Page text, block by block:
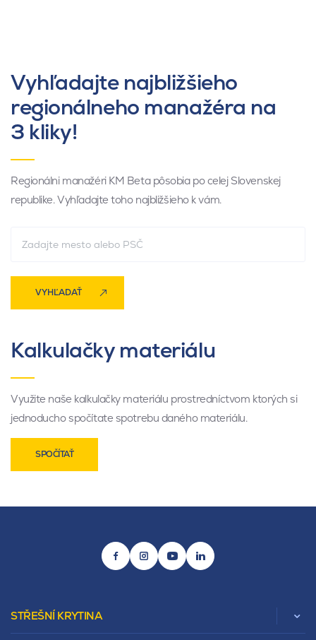
Vyhľadajte najbližšieho
regionálneho manažéra na
3 kliky!
Regionálni manažéri KM Beta pôsobia po celej Slovenskej
republike. Vyhľadajte toho najbližšieho k vám.
VYHĽADAŤ
Kalkulačky materiálu
Využite naše kalkulačky materiálu prostredníctvom ktorých si
jednoducho spočítate spotrebu daného materiálu.
SPOČÍTAŤ
STŘEŠNÍ KRYTINA